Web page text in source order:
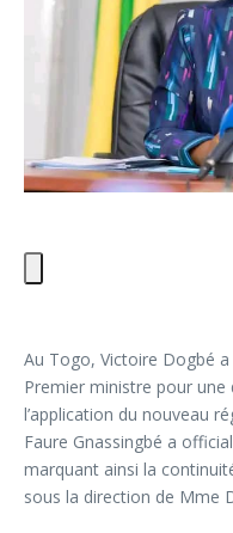
Au Togo, Victoire Dogbé
Premier ministre pour une
l’application du nouveau
Faure Gnassingbé a
marquant ainsi la
sous la direction de Mme